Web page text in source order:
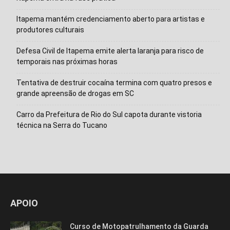
Itapema mantém credenciamento aberto para artistas e
produtores culturais
Defesa Civil de Itapema emite alerta laranja para risco de
temporais nas próximas horas
Tentativa de destruir cocaína termina com quatro presos e
grande apreensão de drogas em SC
Carro da Prefeitura de Rio do Sul capota durante vistoria
técnica na Serra do Tucano
APOIO
Curso de Motopatrulhamento da Guarda
Isso vai fechar em14segundos